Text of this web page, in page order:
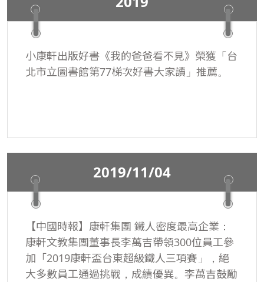
小康軒出版好書《我的爸爸看不見》榮獲「台
北市立圖書館第77梯次好書大家讀」推薦。
2019/11/04
【中國時報】康軒集團 鐵人密度最高企業：
康軒文教集團董事長李萬吉帶領300位員工參
加「2019康軒盃台東超級鐵人三項賽」，絕
大多數員工通過挑戰，成績優異。李萬吉鼓勵